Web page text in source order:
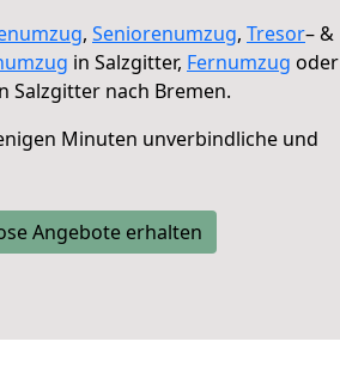
, Seniorenumzug, Tresor– &
in Salzgitter, Fernumzug oder
Salzgitter nach Bremen.
Minuten unverbindliche und
Angebote erhalten